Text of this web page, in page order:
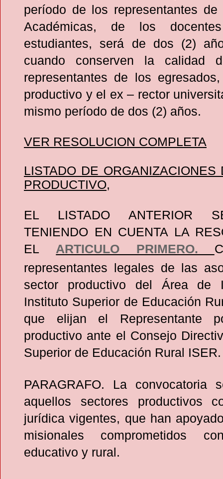
período de los representantes de
Académicas, de los
estudiantes, será de dos (2)
cuando conserven la calidad
representantes de los
productivo y el ex – rector
mismo período de dos (2) años.
VER RESOLUCION COMPLETA
LISTADO DE ORGANIZACIONES
PRODUCTIVO,
EL LISTADO ANTERIOR
TENIENDO EN CUENTA LA
EL ARTICULO PRIMERO.
representantes legales de las
sector productivo del Área de
Instituto Superior de Educación
que elijan el Representante
productivo ante el Consejo
Superior de Educación Rural ISER.
PARAGRAFO. La convocatoria
aquellos sectores productivos
jurídica vigentes, que han
misionales comprometidos
educativo y rural.